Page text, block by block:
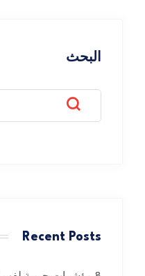
البحث
Recent Posts